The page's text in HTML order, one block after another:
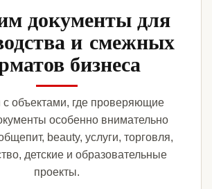
документы для
и смежных
бизнеса
с объектами, где проверяющие
особенно внимательно
beauty, услуги, торговля,
детские и образовательные
проекты.